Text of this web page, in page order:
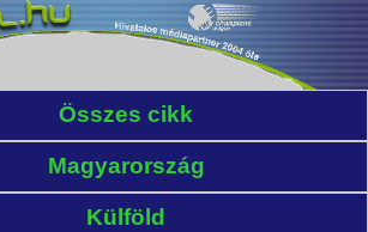
Összes cikk
Magyarország
Külföld